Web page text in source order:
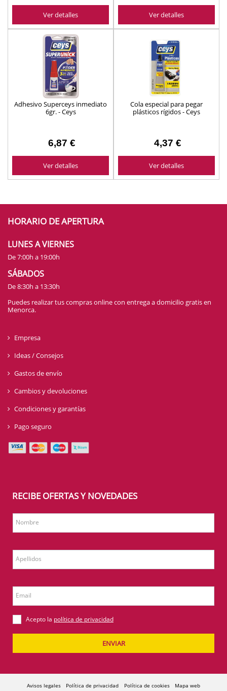
Ver detalles Ver detalles
Adhesivo Superceys inmediato
6gr. - Ceys
6,87 €
Ver detalles
Cola especial para pegar
plásticos rígidos - Ceys
4,37 €
Ver detalles
HORARIO DE APERTURA
LUNES A VIERNES
De 7:00h a 19:00h
SÁBADOS
De 8:30h a 13:30h
Puedes realizar tus compras online con entrega a domicilio gratis en
Menorca.
Empresa
Ideas / Consejos
Gastos de envío
Cambios y devoluciones
Condiciones y garantías
Pago seguro
RECIBE OFERTAS Y NOVEDADES
Nombre
Apellidos
Email
Acepto la política de privacidad
ENVIAR
Avisos legales Política de privacidad Política de cookies Mapa web